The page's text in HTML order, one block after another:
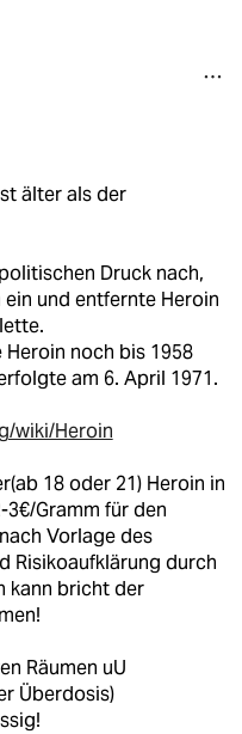
älter als der
Druck nach,
und entfernte Heroin
noch bis 1958
am 6. April 1971.
wiki/Heroin
18 oder 21) Heroin in
Gramm für den
Vorlage des
Risikoaufklärung durch
kann bricht der
Räumen uU
Überdosis)